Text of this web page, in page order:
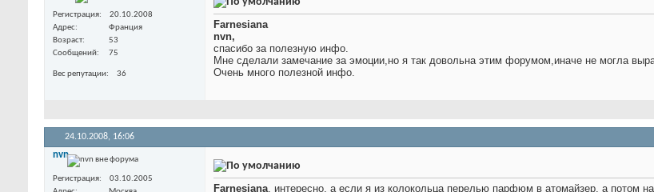
Регистрация
20.10.2008
Адрес
Франция
Возраст
53
Сообщений
75
Вес репутации 36
Farnesiana
nvn,
спасибо за полезную инфо.
Мне сделали замечание за эмоции,но я так довольна этим форумом,иначе не могла
Очень много полезной инфо.
24.10.2008, 16:06
nvn
Регистрация
03.10.2005
Farnesiana, интересно, а если я из колокольца перелью парфюм в атомайзер, а потом